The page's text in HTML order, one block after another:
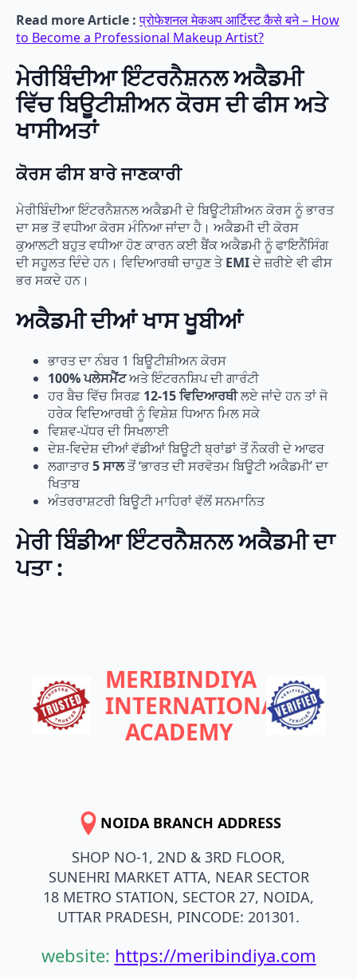
Read more Article : प्रोफेशनल मेकअप आर्टिस्ट कैसे बने – How
to Become a Professional Makeup Artist?
ਮੇਰੀਬਿੰਦੀਆ ਇੰਟਰਨੈਸ਼ਨਲ ਅਕੈਡਮੀ
ਵਿੱਚ ਬਿਊਟੀਸ਼ੀਅਨ ਕੋਰਸ ਦੀ ਫੀਸ ਅਤੇ
ਖਾਸੀਅਤਾਂ
ਕੋਰਸ ਫੀਸ ਬਾਰੇ ਜਾਣਕਾਰੀ
ਮੇਰੀਬਿੰਦੀਆ ਇੰਟਰਨੈਸ਼ਨਲ ਅਕੈਡਮੀ ਦੇ ਬਿਊਟੀਸ਼ੀਅਨ ਕੋਰਸ ਨੂੰ ਭਾਰਤ
ਦਾ ਸਭ ਤੋਂ ਵਧੀਆ ਕੋਰਸ ਮੰਨਿਆ ਜਾਂਦਾ ਹੈ। ਅਕੈਡਮੀ ਦੀ ਕੋਰਸ
ਕੁਆਲਟੀ ਬਹੁਤ ਵਧੀਆ ਹੋਣ ਕਾਰਨ ਕਈ ਬੈਂਕ ਅਕੈਡਮੀ ਨੂੰ ਫਾਇਨੈਂਸਿੰਗ
ਦੀ ਸਹੂਲਤ ਦਿੰਦੇ ਹਨ। ਵਿਦਿਆਰਥੀ ਚਾਹੁਣ ਤੇEMIਦੇ ਜ਼ਰੀਏ ਵੀ ਫੀਸ
ਭਰ ਸਕਦੇ ਹਨ।
ਅਕੈਡਮੀ ਦੀਆਂ ਖਾਸ ਖੂਬੀਆਂ
ਭਾਰਤ ਦਾ ਨੰਬਰ 1 ਬਿਊਟੀਸ਼ੀਅਨ ਕੋਰਸ
100% ਪਲੇਸਮੈਂਟਅਤੇ ਇੰਟਰਨਸ਼ਿਪ ਦੀ ਗਾਰੰਟੀ
ਹਰ ਬੈਚ ਵਿੱਚ ਸਿਰਫ਼ 12-15 ਵਿਦਿਆਰਥੀਲਏ ਜਾਂਦੇ ਹਨ ਤਾਂ ਜੋ
ਹਰੇਕ ਵਿਦਿਆਰਥੀ ਨੂੰ ਵਿਸ਼ੇਸ਼ ਧਿਆਨ ਮਿਲ ਸਕੇ
ਵਿਸ਼ਵ-ਪੱਧਰ ਦੀ ਸਿਖਲਾਈ
ਦੇਸ਼-ਵਿਦੇਸ਼ ਦੀਆਂ ਵੱਡੀਆਂ ਬਿਊਟੀ ਬ੍ਰਾਂਡਾਂ ਤੋਂ ਨੌਕਰੀ ਦੇ ਆਫਰ
ਲਗਾਤਾਰ5 ਸਾਲਤੋਂ ‘ਭਾਰਤ ਦੀ ਸਰਵੋਤਮ ਬਿਊਟੀ ਅਕੈਡਮੀ’ ਦਾ
ਖਿਤਾਬ
ਅੰਤਰਰਾਸ਼ਟਰੀ ਬਿਊਟੀ ਮਾਹਿਰਾਂ ਵੱਲੋਂ ਸਨਮਾਨਿਤ
ਮੇਰੀ ਬਿੰਡੀਆ ਇੰਟਰਨੈਸ਼ਨਲ ਅਕੈਡਮੀ ਦਾ
ਪਤਾ :
MERIBINDIYA
INTERNATIONAL
ACADEMY
NOIDA BRANCH ADDRESS
SHOP NO-1, 2ND & 3RD FLOOR,
SUNEHRI MARKET ATTA, NEAR SECTOR
18 METRO STATION, SECTOR 27, NOIDA,
UTTAR PRADESH, PINCODE: 201301.
website: https://meribindiya.com